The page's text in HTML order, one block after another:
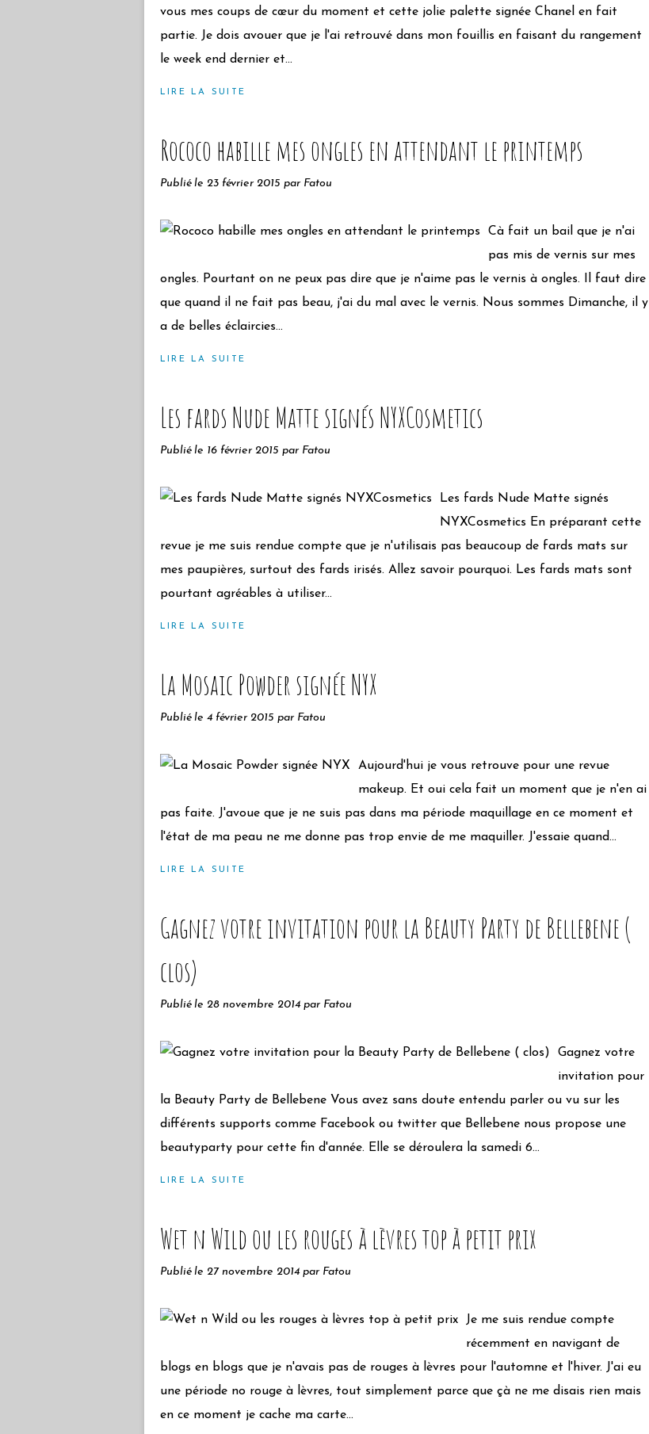
vous mes coups de cœur du moment et cette jolie palette signée Chanel en fait
partie. Je dois avouer que je l'ai retrouvé dans mon fouillis en faisant du rangement
le week end dernier et...
LIRE LA SUITE
Rococo habille mes ongles en attendant le printemps
Publié le 23 février 2015 par Fatou
Cà fait un bail que je n'ai
pas mis de vernis sur mes
ongles. Pourtant on ne peux pas dire que je n'aime pas le vernis à ongles. Il faut dire
que quand il ne fait pas beau, j'ai du mal avec le vernis. Nous sommes Dimanche, il y
a de belles éclaircies...
LIRE LA SUITE
Les fards Nude Matte signés NYXCosmetics
Publié le 16 février 2015 par Fatou
Les fards Nude Matte signés
NYXCosmetics En préparant cette
revue je me suis rendue compte que je n'utilisais pas beaucoup de fards mats sur
mes paupières, surtout des fards irisés. Allez savoir pourquoi. Les fards mats sont
pourtant agréables à utiliser...
LIRE LA SUITE
La Mosaic Powder signée NYX
Publié le 4 février 2015 par Fatou
Aujourd'hui je vous retrouve pour une revue
makeup. Et oui cela fait un moment que je n'en ai
pas faite. J'avoue que je ne suis pas dans ma période maquillage en ce moment et
l'état de ma peau ne me donne pas trop envie de me maquiller. J'essaie quand...
LIRE LA SUITE
Gagnez votre invitation pour la Beauty Party de Bellebene (
clos)
Publié le 28 novembre 2014 par Fatou
Gagnez votre
invitation pour
la Beauty Party de Bellebene Vous avez sans doute entendu parler ou vu sur les
différents supports comme Facebook ou twitter que Bellebene nous propose une
beautyparty pour cette fin d'année. Elle se déroulera la samedi 6...
LIRE LA SUITE
Wet n Wild ou les rouges à lèvres top à petit prix
Publié le 27 novembre 2014 par Fatou
Je me suis rendue compte
récemment en navigant de
blogs en blogs que je n'avais pas de rouges à lèvres pour l'automne et l'hiver. J'ai eu
une période no rouge à lèvres, tout simplement parce que çà ne me disais rien mais
en ce moment je cache ma carte...